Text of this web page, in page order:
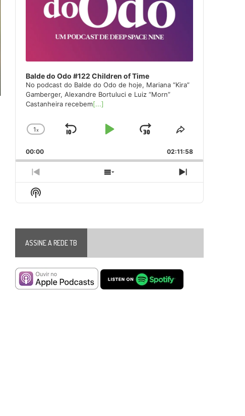
Balde do Odo #122 Children of Time
No podcast do Balde do Odo de hoje, Mariana “Kira”
Gamberger, Alexandre Bortuluci e Luiz “Morn”
Castanheira recebem[...]
Change
Rate
1x
Skip
Play
Jump
Forward
Share
Episode
00:00 02:11:58
Previous
Episode
Show
Next
Show
Podcast
ASSINE A REDE TB